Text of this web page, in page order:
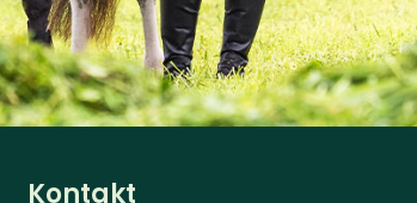
Kontakt